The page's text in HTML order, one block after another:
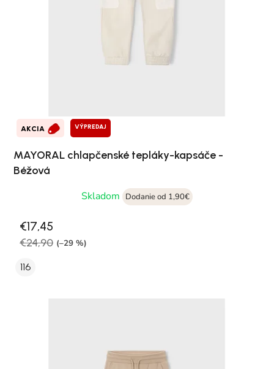
AKCIA VÝPREDAJ
MAYORAL chlapčenské tepláky-kapsáče -
Béžová
Skladom
Dodanie od 1,90€
€17,45
€24,90 (–29 %)
116